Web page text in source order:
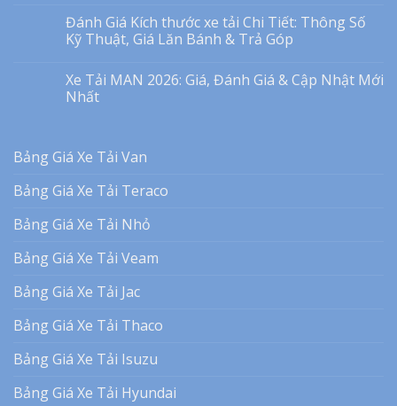
Đánh Giá Kích thước xe tải Chi Tiết: Thông Số
Kỹ Thuật, Giá Lăn Bánh & Trả Góp
Xe Tải MAN 2026: Giá, Đánh Giá & Cập Nhật Mới
Nhất
Bảng Giá Xe Tải Van
Bảng Giá Xe Tải Teraco
Bảng Giá Xe Tải Nhỏ
Bảng Giá Xe Tải Veam
Bảng Giá Xe Tải Jac
Bảng Giá Xe Tải Thaco
Bảng Giá Xe Tải Isuzu
Bảng Giá Xe Tải Hyundai